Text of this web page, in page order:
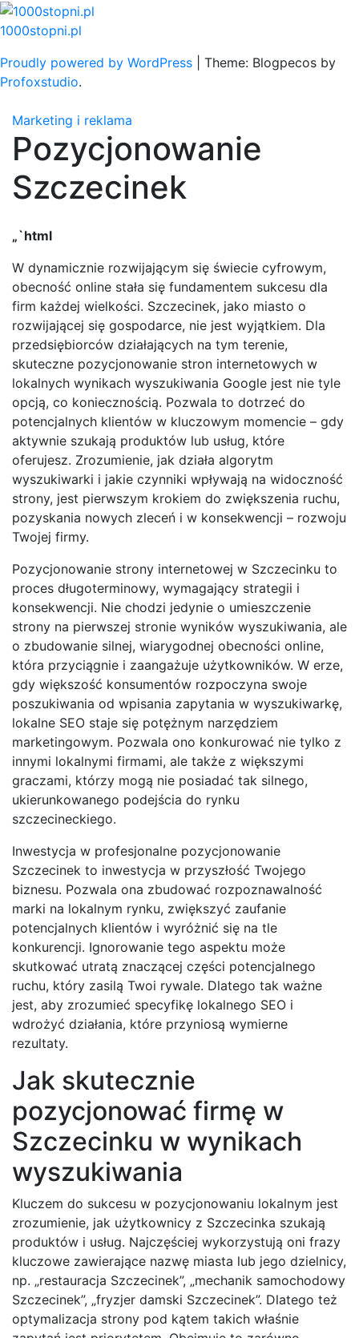
Skip
to
1000stopni.pl
Proudly powered by WordPress
Theme: Blogpecos by
Profoxstudio.
Marketing i reklama
Pozycjonowanie
Szczecinek
„`html
W dynamicznie rozwijającym się świecie cyfrowym,
obecność online stała się fundamentem sukcesu dla
firm każdej wielkości. Szczecinek, jako miasto o
rozwijającej się gospodarce, nie jest wyjątkiem. Dla
przedsiębiorców działających na tym terenie,
skuteczne pozycjonowanie stron internetowych w
lokalnych wynikach wyszukiwania Google jest nie tyle
opcją, co koniecznością. Pozwala to dotrzeć do
potencjalnych klientów w kluczowym momencie – gdy
aktywnie szukają produktów lub usług, które
oferujesz. Zrozumienie, jak działa algorytm
wyszukiwarki i jakie czynniki wpływają na widoczność
strony, jest pierwszym krokiem do zwiększenia ruchu,
pozyskania nowych zleceń i w konsekwencji – rozwoju
Twojej firmy.
Pozycjonowanie strony internetowej w Szczecinku to
proces długoterminowy, wymagający strategii i
konsekwencji. Nie chodzi jedynie o umieszczenie
strony na pierwszej stronie wyników wyszukiwania, ale
o zbudowanie silnej, wiarygodnej obecności online,
która przyciągnie i zaangażuje użytkowników. W erze,
gdy większość konsumentów rozpoczyna swoje
poszukiwania od wpisania zapytania w wyszukiwarkę,
lokalne SEO staje się potężnym narzędziem
marketingowym. Pozwala ono konkurować nie tylko z
innymi lokalnymi firmami, ale także z większymi
graczami, którzy mogą nie posiadać tak silnego,
ukierunkowanego podejścia do rynku
szczecineckiego.
Inwestycja w profesjonalne pozycjonowanie
Szczecinek to inwestycja w przyszłość Twojego
biznesu. Pozwala ona zbudować rozpoznawalność
marki na lokalnym rynku, zwiększyć zaufanie
potencjalnych klientów i wyróżnić się na tle
konkurencji. Ignorowanie tego aspektu może
skutkować utratą znaczącej części potencjalnego
ruchu, który zasilą Twoi rywale. Dlatego tak ważne
jest, aby zrozumieć specyfikę lokalnego SEO i
wdrożyć działania, które przyniosą wymierne
rezultaty.
Jak skutecznie
pozycjonować firmę w
Szczecinku w wynikach
wyszukiwania
Kluczem do sukcesu w pozycjonowaniu lokalnym jest
zrozumienie, jak użytkownicy z Szczecinka szukają
produktów i usług. Najczęściej wykorzystują oni frazy
kluczowe zawierające nazwę miasta lub jego dzielnicy,
np. „restauracja Szczecinek”, „mechanik samochodowy
Szczecinek”, „fryzjer damski Szczecinek”. Dlatego też
optymalizacja strony pod kątem takich właśnie